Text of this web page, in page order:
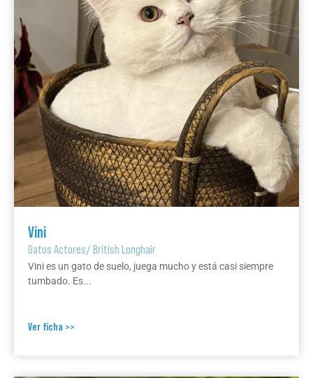
Vini
Gatos Actores/British Longhair
Vini es un gato de suelo, juega mucho y está casi siempre
tumbado. Es...
Ver ficha >>